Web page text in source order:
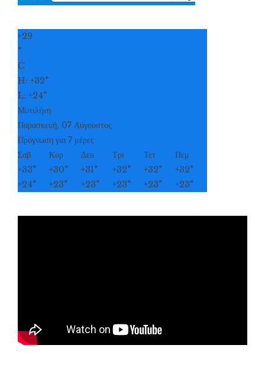
+29
°
C
H: +32°
L: +24°
Μυτιλήνη
Παρασκευή, 07 Αύγουστος
Πρόγνωση για 7 μέρες
Σαβ
Κυρ Δευ Τρι Τετ
Πεμ
+33° +30° +31° +32° +32° +32°
+24° +23° +23° +23° +23° +23°